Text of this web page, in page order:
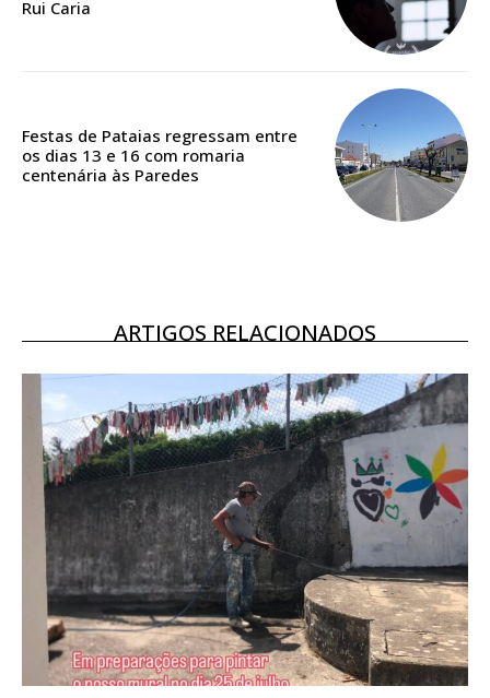
Escolha o plano
16€
12 meses
Acesso ao conteúdo online
Acesso aos conteúdos Exclusivos para
assinantes
Ofertas para assinatura anual
Escolha o plano
Rui Caria
Festas de Pataias regressam entre
os dias 13 e 16 com romaria
centenária às Paredes
ARTIGOS RELACIONADOS